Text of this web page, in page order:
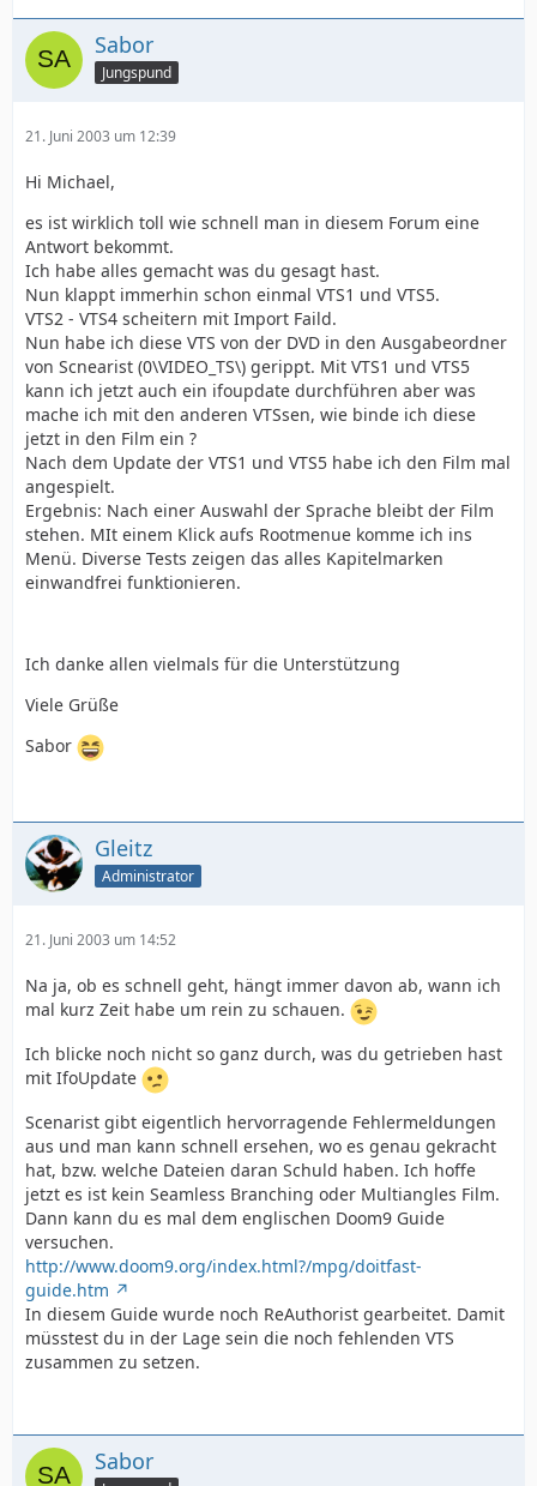
Sabor
Jungspund
21. Juni 2003 um 12:39
Hi Michael,
es ist wirklich toll wie schnell man in diesem Forum eine
Antwort bekommt.
Ich habe alles gemacht was du gesagt hast.
Nun klappt immerhin schon einmal VTS1 und VTS5.
VTS2 - VTS4 scheitern mit Import Faild.
Nun habe ich diese VTS von der DVD in den Ausgabeordner
von Scnearist (0\VIDEO_TS\) gerippt. Mit VTS1 und VTS5
kann ich jetzt auch ein ifoupdate durchführen aber was
mache ich mit den anderen VTSsen, wie binde ich diese
jetzt in den Film ein ?
Nach dem Update der VTS1 und VTS5 habe ich den Film mal
angespielt.
Ergebnis: Nach einer Auswahl der Sprache bleibt der Film
stehen. MIt einem Klick aufs Rootmenue komme ich ins
Menü. Diverse Tests zeigen das alles Kapitelmarken
einwandfrei funktionieren.
Ich danke allen vielmals für die Unterstützung
Viele Grüße
Sabor
Gleitz
Administrator
21. Juni 2003 um 14:52
Na ja, ob es schnell geht, hängt immer davon ab, wann ich
mal kurz Zeit habe um rein zu schauen.
Ich blicke noch nicht so ganz durch, was du getrieben hast
mit IfoUpdate
Scenarist gibt eigentlich hervorragende Fehlermeldungen
aus und man kann schnell ersehen, wo es genau gekracht
hat, bzw. welche Dateien daran Schuld haben. Ich hoffe
jetzt es ist kein Seamless Branching oder Multiangles Film.
Dann kann du es mal dem englischen Doom9 Guide
versuchen.
http://www.doom9.org/index.html?/mpg/doitfast-
guide.htm
In diesem Guide wurde noch ReAuthorist gearbeitet. Damit
müsstest du in der Lage sein die noch fehlenden VTS
zusammen zu setzen.
Sabor